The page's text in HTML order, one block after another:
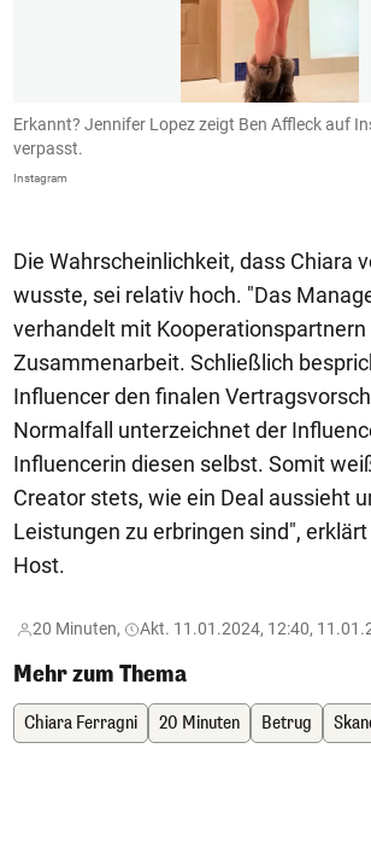
Erkannt? Jennifer Lopez zeigt Ben Affleck auf
verpasst.
Instagram
Die Wahrscheinlichkeit, dass Chiara
wusste, sei relativ hoch. "Das
verhandelt mit Kooperationspartnern
Zusammenarbeit. Schließlich
Influencer den finalen
Normalfall unterzeichnet der
Influencerin diesen selbst. Somit
Creator stets, wie ein Deal aussieht
Leistungen zu erbringen sind",
Host.
20 Minuten, Akt. 11.01.2024, 12:40,
Mehr zum Thema
Chiara Ferragni 20 Minuten Betrug